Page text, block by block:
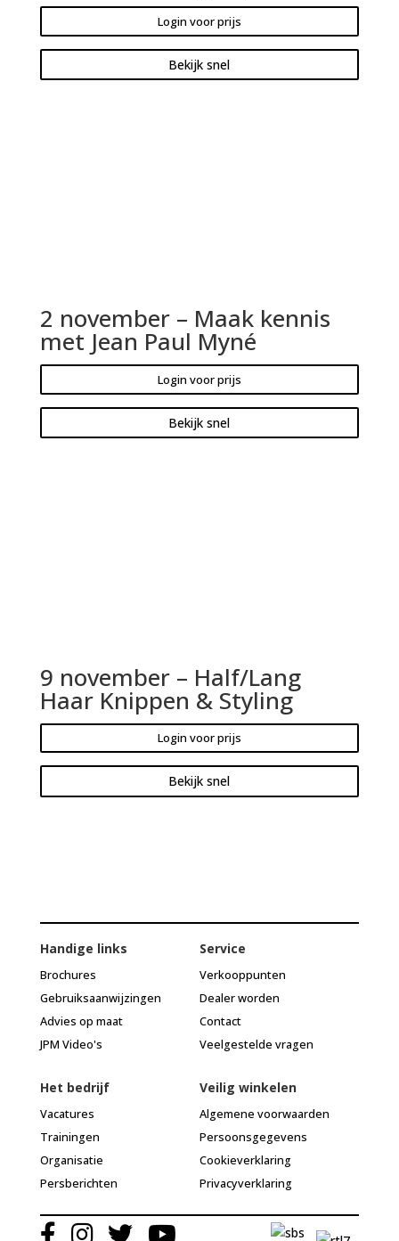
Login voor prijs
Bekijk snel
2 november – Maak kennis
met Jean Paul Myné
Login voor prijs
Bekijk snel
9 november – Half/Lang
Haar Knippen & Styling
Login voor prijs
Bekijk snel
Handige links
Brochures
Gebruiksaanwijzingen
Advies op maat
JPM Video's
Service
Verkooppunten
Dealer worden
Contact
Veelgestelde vragen
Het bedrijf
Vacatures
Trainingen
Organisatie
Persberichten
Veilig winkelen
Algemene voorwaarden
Persoonsgegevens
Cookieverklaring
Privacyverklaring